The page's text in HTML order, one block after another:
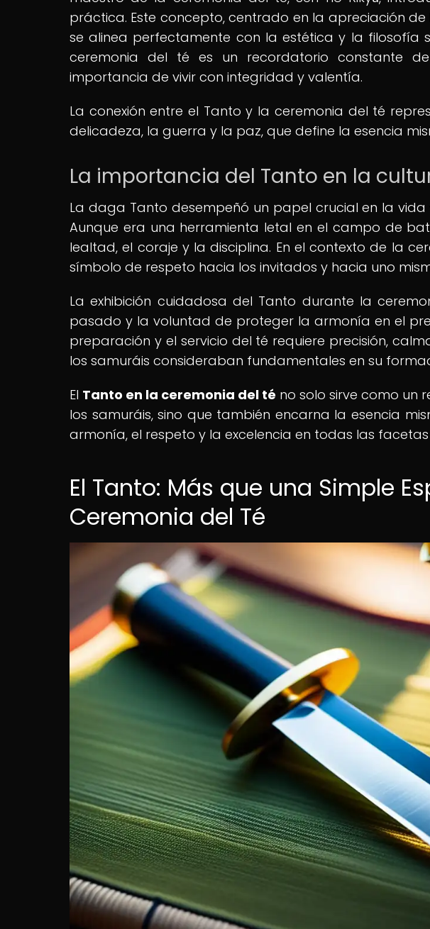
práctica. Este concepto, centrado en la apreciación
se alinea perfectamente con la estética y la filosofía
ceremonia del té es un recordatorio constante
importancia de vivir con integridad y valentía.
La conexión entre el Tanto y la ceremonia del té
delicadeza, la guerra y la paz, que define la esencia
La importancia del Tanto en la
La daga Tanto desempeñó un papel crucial en la
Aunque era una herramienta letal en el campo de
lealtad, el coraje y la disciplina. En el contexto de la
símbolo de respeto hacia los invitados y hacia uno
La exhibición cuidadosa del Tanto durante la
pasado y la voluntad de proteger la armonía en el
preparación y el servicio del té requiere precisión,
los samuráis consideraban fundamentales en su
El Tanto en la ceremonia del té no solo sirve como un
los samuráis, sino que también encarna la esencia
armonía, el respeto y la excelencia en todas las
El Tanto: Más que una Simple
Ceremonia del Té